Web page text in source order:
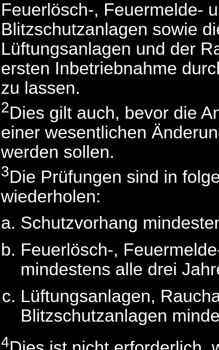
Feuerlösch-, Feuermelde-
Blitzschutzanlagen sowie
Lüftungsanlagen und der
ersten Inbetriebnahme
zu lassen.
2Dies gilt auch, bevor die
einer wesentlichen
werden sollen.
3Die Prüfungen sind in
wiederholen:
Schutzvorhang
Feuerlösch-,
mindestens alle drei
Lüftungsanlagen,
Blitzschutzanlagen
4